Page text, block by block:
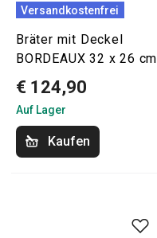
Versandkostenfrei
Bräter mit Deckel
BORDEAUX 32 x 26 cm
€ 124,90
Auf Lager
Kaufen